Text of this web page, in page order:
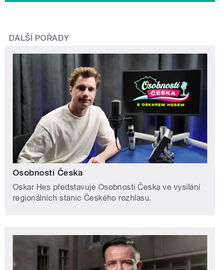
DALŠÍ POŘADY
Osobnosti Česka
Oskar Hes představuje Osobnosti Česka ve vysílání
regionálních stanic Českého rozhlasu.